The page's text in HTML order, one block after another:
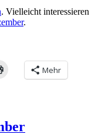
. Vielleicht interessieren
.
Mehr